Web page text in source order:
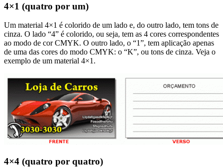
4×1 (quatro por um)
Um material 4×1 é colorido de um lado e, do outro lado, tem tons de
cinza. O lado “4” é colorido, ou seja, tem as 4 cores correspondentes
ao modo de cor CMYK. O outro lado, o “1”, tem aplicação apenas
de uma das cores do modo CMYK: o “K”, ou tons de cinza. Veja o
exemplo de um material 4×1.
4×4 (quatro por quatro)